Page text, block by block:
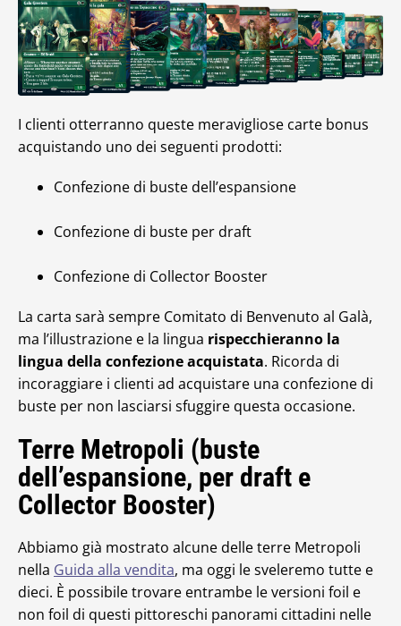
I clienti otterranno queste meravigliose carte bonus
acquistando uno dei seguenti prodotti:
Confezione di buste dell’espansione
Confezione di buste per draft
Confezione di Collector Booster
La carta sarà sempre Comitato di Benvenuto al Galà,
ma l’illustrazione e la lingua rispecchieranno la
lingua della confezione acquistata. Ricorda di
incoraggiare i clienti ad acquistare una confezione di
buste per non lasciarsi sfuggire questa occasione.
Terre Metropoli (buste
dell’espansione, per draft e
Collector Booster)
Abbiamo già mostrato alcune delle terre Metropoli
nella Guida alla vendita, ma oggi le sveleremo tutte e
dieci. È possibile trovare entrambe le versioni foil e
non foil di questi pittoreschi panorami cittadini nelle